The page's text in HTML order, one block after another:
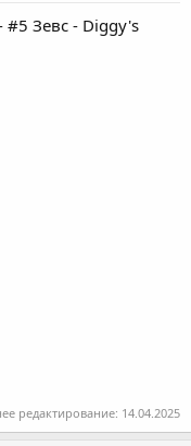
#5 Зевс - Diggy's
редактирование: 14.04.2025